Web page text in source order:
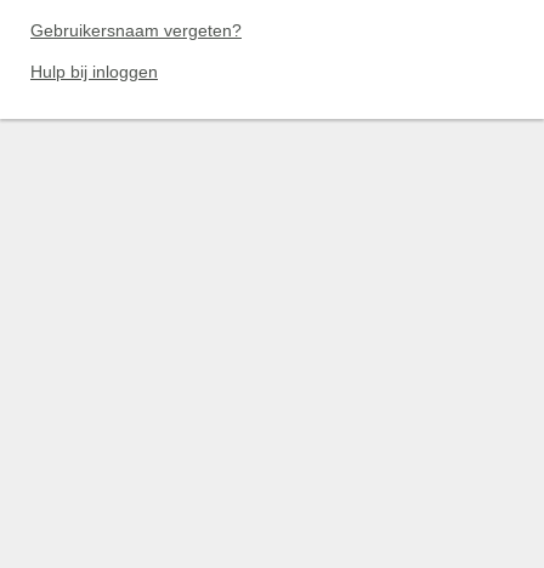
Gebruikersnaam vergeten?
Hulp bij inloggen